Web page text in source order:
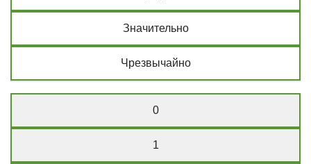
Значительно
Чрезвычайно
0
1